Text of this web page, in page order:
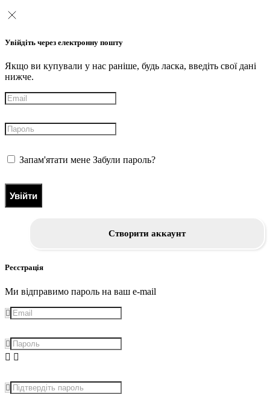
Увійдіть через електронну пошту
Якщо ви купували у нас раніше, будь ласка, введіть свої дані
нижче.
Запам'ятати мене Забули пароль?
Увійти
Створити аккаунт
Реєстрація
Ми відправимо пароль на ваш e-mail